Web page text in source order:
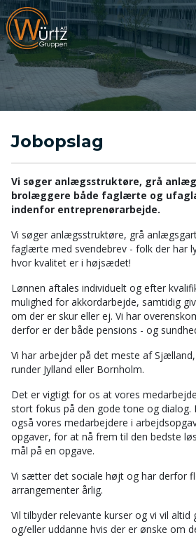
Gå
til
hovedindhold
Jobopslag
Vi søger anlægsstruktøre, grå
brolæggere både faglærte og
indenfor entreprenørarbejde.
Vi søger anlægsstruktøre, grå
faglærte med svendebrev - folk der har
hvor kvalitet er i højsædet!
Lønnen aftales individuelt og efter
mulighed for akkordarbejde, samtidig
om der er skur eller ej. Vi har
derfor er der både pensions - og
Vi har arbejder på det meste af
runder Jylland eller Bornholm.
Det er vigtigt for os at vores
stort fokus på den gode tone og dialog.
også vores medarbejdere i
opgaver, for at nå frem til den bedste
mål på en opgave.
Vi sætter det sociale højt og har derfor
arrangementer årlig.
Vil tilbyder relevante kurser og vi vil altid
og/eller uddanne hvis der er ønske om